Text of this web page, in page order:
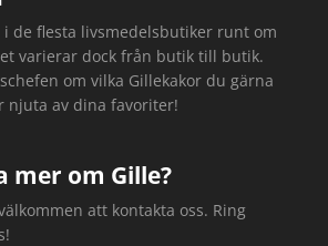
i de flesta livsmedelsbutiker runt om
varierar dock från butik till butik.
om vilka Gillekakor du gärna
njuta av dina favoriter!
mer om Gille?
att kontakta oss. Ring